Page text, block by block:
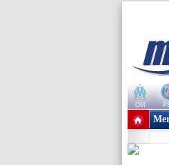
OM
+ de clubs